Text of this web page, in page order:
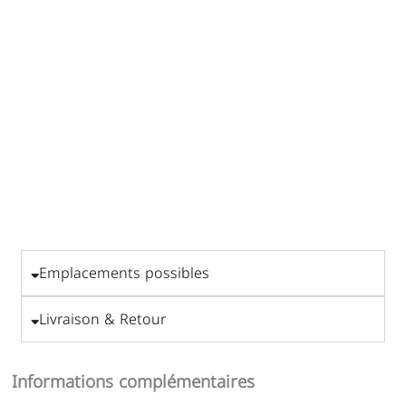
Emplacements possibles
Livraison & Retour
Informations complémentaires